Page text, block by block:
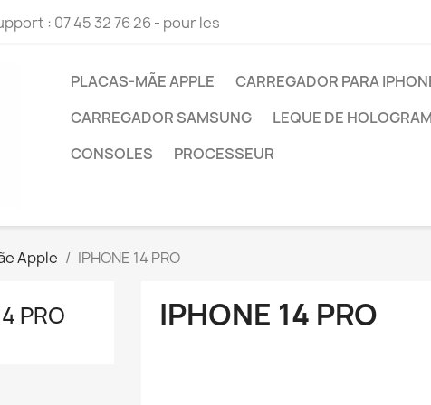
: 07 45 32 76 26 - pour les
PLACAS-MÃE APPLE CARREGADOR PARA
CARREGADOR SAMSUNG
LEQUE DE
CONSOLES
PROCESSEUR
Apple IPHONE 14 PRO
PRO IPHONE 14 PRO